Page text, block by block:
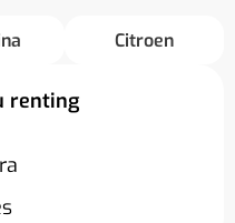
Citroen
renting